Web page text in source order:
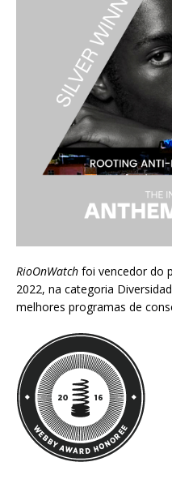
RioOnWatch foi vencedor do
2022, na categoria
melhores programas de